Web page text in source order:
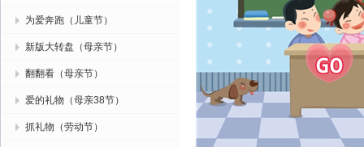
为爱奔跑（儿童节）
新版大转盘（母亲节）
翻翻看（母亲节）
爱的礼物（母亲38节）
抓礼物（劳动节）